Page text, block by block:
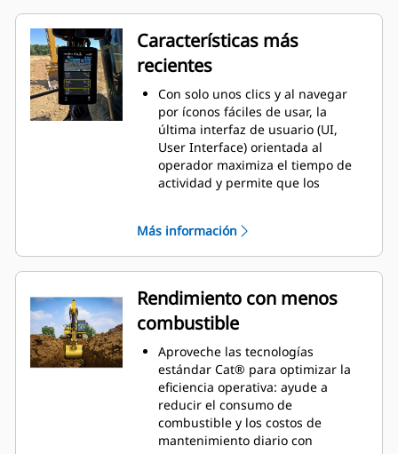
Características más
recientes
Con solo unos clics y al navegar
por íconos fáciles de usar, la
última interfaz de usuario (UI,
User Interface) orientada al
operador maximiza el tiempo de
actividad y permite que los
listas de herramientas hasta crear
nuevas combinaciones de
herramientas según sea
necesario, los operadores pueden
configurar rápidamente las
máquinas y acceder fácilmente a
la información.
La interfaz permite a los
operadores mantener la precisión
y aprovechar su jornada de trabajo
al máximo. La capacidad de
ingresar acopladores y accesorios
al sistema hace que configurar las
Más información
Rendimiento con menos
combustible
Aproveche las tecnologías
estándar Cat® para optimizar la
eficiencia operativa: ayude a
reducir el consumo de
combustible y los costos de
mantenimiento diario con